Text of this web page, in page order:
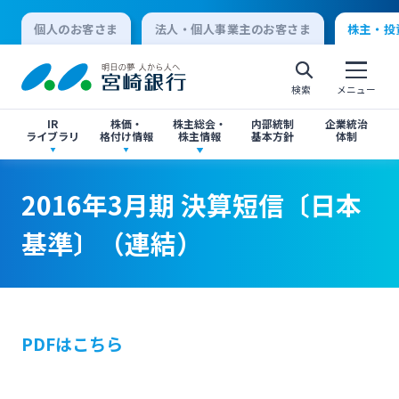
個人のお客さま 法人・個人事業主のお客さま 株主・
検索 メニュー
IR
ライブラリ
株価・
格付け情報
株主総会・
株主情報
内部統制
基本方針
企業統治
体制
決算短信
有価証券報告書・四半期報告書
株価情報
格付け情報
株主総会のご案内
中間配当のご案内
2016年3月期 決算短信〔日本基準〕（連結）
2016年3月期 決算短信〔日本基準〕（連結）
個人向けインターネットバンキング
ログオン
法人向けインターネットバンキング
2016年3月期 決算短信〔日本
基準〕（連結）
PDFはこちら